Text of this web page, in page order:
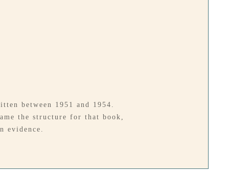
between 1951 and 1954.
the structure for that book,
evidence.